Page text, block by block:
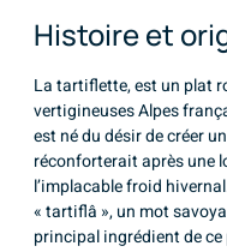
Histoire et
La tartiflette, est un plat
vertigineuses Alpes
est né du désir de créer
réconforterait après une
l’implacable froid
« tartiflâ », un mot
principal ingrédient de ce